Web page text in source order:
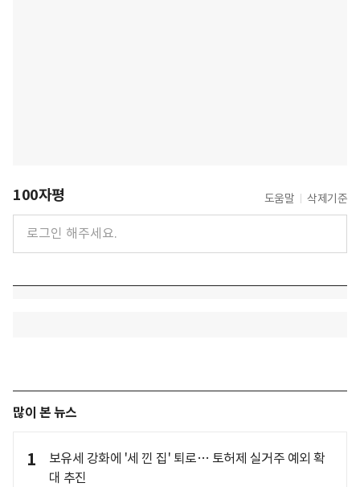
100자평 도움말 삭제기준
많이 본 뉴스
1
보유세 강화에 '세 낀 집' 퇴로… 토허제 실거주 예외 확
대 추진